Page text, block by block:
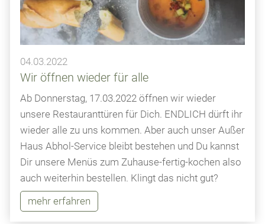
04.03.2022
Wir öffnen wieder für alle
Ab Donnerstag, 17.03.2022 öffnen wir wieder
unsere Restauranttüren für Dich. ENDLICH dürft ihr
wieder alle zu uns kommen. Aber auch unser Außer
Haus Abhol-Service bleibt bestehen und Du kannst
Dir unsere Menüs zum Zuhause-fertig-kochen also
auch weiterhin bestellen. Klingt das nicht gut?
mehr erfahren